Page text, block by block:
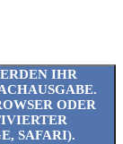
IHR
ODER
SAFARI).